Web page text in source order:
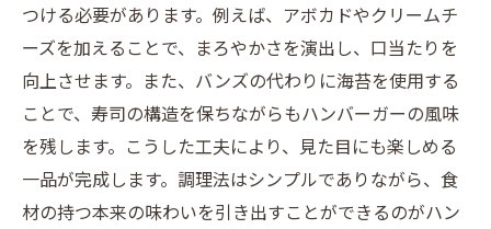
つける必要があります。例えば、アボカドやクリームチ
ーズを加えることで、まろやかさを演出し、口当たりを
向上させます。また、バンズの代わりに海苔を使用する
ことで、寿司の構造を保ちながらもハンバーガーの風味
を残します。こうした工夫により、見た目にも楽しめる
一品が完成します。調理法はシンプルでありながら、食
材の持つ本来の味わいを引き出すことができるのがハン